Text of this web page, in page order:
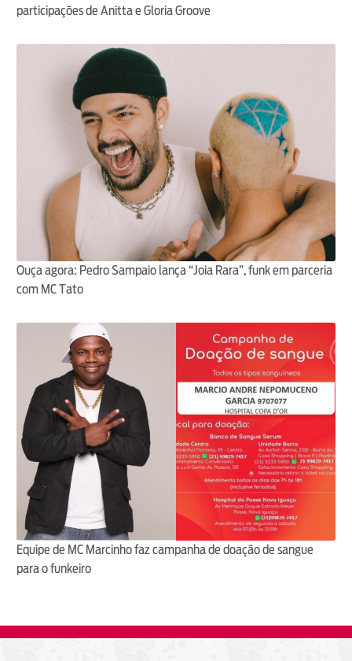
participações de Anitta e Gloria Groove
Ouça agora: Pedro Sampaio lança “Joia Rara”, funk em parceria
com MC Tato
Equipe de MC Marcinho faz campanha de doação de sangue
para o funkeiro